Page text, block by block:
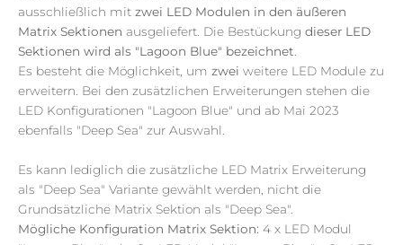
ausschließlich mit zwei LED Modulen in den äußeren
Matrix Sektionen ausgeliefert. Die Bestückung dieser LED
Sektionen wird als "Lagoon Blue" bezeichnet
Es besteht die Möglichkeit, um zwei weitere LED Module zu
erweitern. Bei den zusätzlichen Erweiterungen stehen die
LED Konfigurationen "Lagoon Blue" und ab Mai 2023
ebenfalls "Deep Sea" zur Auswahl.
Es kann lediglich die zusätzliche LED Matrix Erweiterung
als "Deep Sea" Variante gewählt werden, nicht die
Grundsätzliche Matrix Sektion als "Deep Sea".
Mögliche Konfiguration Matrix Sektion: 4 x LED Modul